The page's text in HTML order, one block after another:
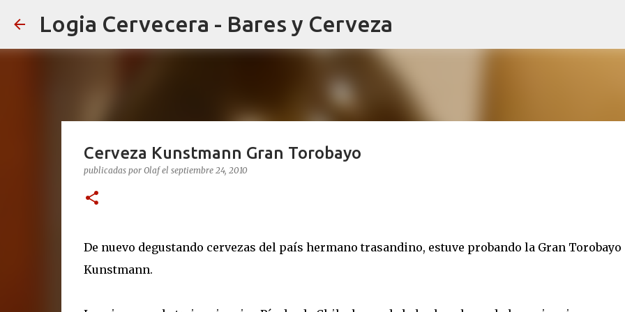
Logia Cervecera - Bares y Cerveza
Cerveza Kunstmann Gran Torobayo
publicadas por Olaf el septiembre 24, 2010
De nuevo degustando cervezas del país hermano trasandino, estuve probando la Gran Torobayo
Kunstmann.